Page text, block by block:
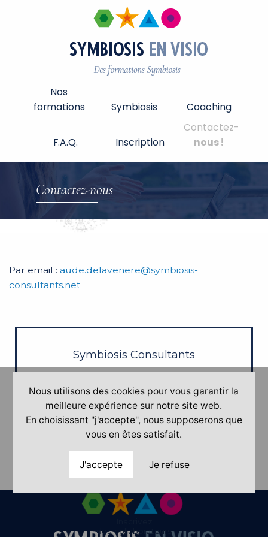
Nos
formations
Symbiosis Coaching
F.A.Q. Inscription
Contactez-
nous !
Contactez-nous
Par email : aude.delavenere@symbiosis-
consultants.net
Symbiosis Consultants
75002 Paris
01 40 28 18 78
des collaborateurs
Nous utilisons des cookies pour vous garantir la
meilleure expérience sur notre site web.
En choisissant "j'accepte", nous supposerons que
vous en êtes satisfait.
J'accepte Je refuse